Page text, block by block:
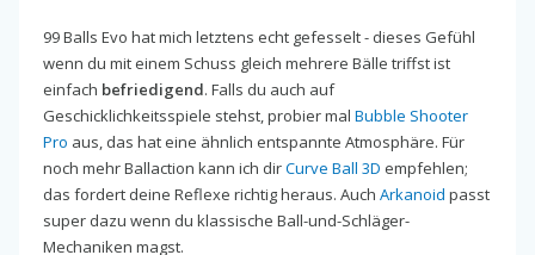
99 Balls Evo hat mich letztens echt gefesselt - dieses Gefühl
wenn du mit einem Schuss gleich mehrere Bälle triffst ist
einfach befriedigend. Falls du auch auf
Geschicklichkeitsspiele stehst, probier mal Bubble Shooter
Pro aus, das hat eine ähnlich entspannte Atmosphäre. Für
noch mehr Ballaction kann ich dirCurve Ball 3D empfehlen;
das fordert deine Reflexe richtig heraus. Auch Arkanoid passt
super dazu wenn du klassische Ball-und-Schläger-
Mechaniken magst.